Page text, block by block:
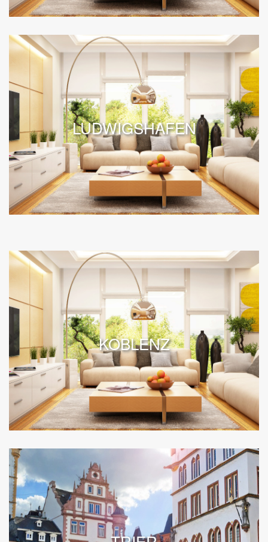
LUDWIGSHAFEN
KOBLENZ